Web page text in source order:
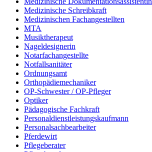
Medizinische Schreibkraft
Medizinischen Fachangestellten
MTA
Musiktherapeut
Nageldesignerin
Notarfachangestellte
Notfallsanitäter
Ordnungsamt
Orthopädiemechaniker
OP-Schwester / OP-Pfleger
Optiker
Pädagogische Fachkraft
Personaldienstleistungskaufmann
Personalsachbearbeiter
Pferdewirt
Pflegeberater